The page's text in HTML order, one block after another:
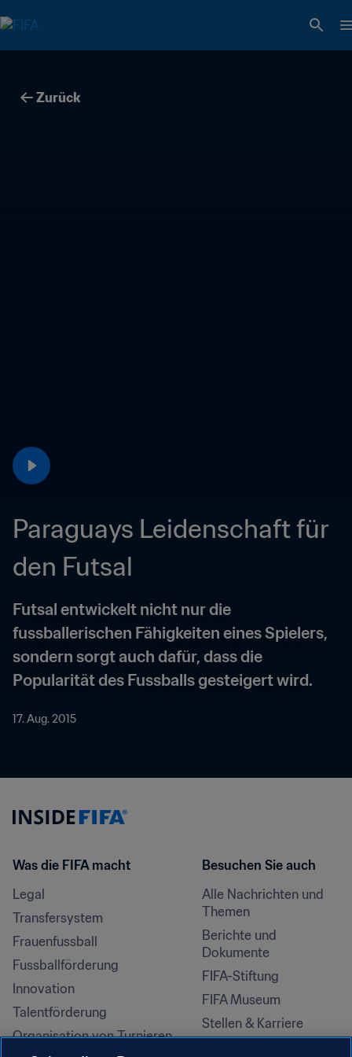
Zurück
Paraguays Leidenschaft für
den Futsal
Futsal entwickelt nicht nur die
fussballerischen Fähigkeiten eines Spielers,
sondern sorgt auch dafür, dass die
Popularität des Fussballs gesteigert wird.
17. Aug. 2015
Was die FIFA macht
Legal
Transfersystem
Frauenfussball
Fussballförderung
Innovation
Talentförderung
Organisation von Turnieren
Besuchen Sie auch
Alle Nachrichten und
Themen
Berichte und
Dokumente
FIFA-Stiftung
FIFA Museum
Stellen & Karriere